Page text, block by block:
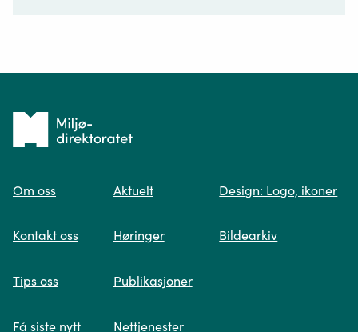
Spør oss
søk og viser deg vår mest relevante
Tilbake
forsiden
Om oss
Kontakt oss
Tips oss
Få siste nytt
Aktuelt
Høringer
Publikasjoner
Nettjenester
Design: Logo, ikoner
Bildearkiv